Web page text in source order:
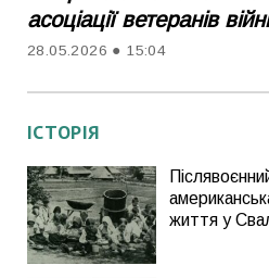
асоціації ветеранів
28.05.2026 ● 15:04
ІСТОРІЯ
життя у